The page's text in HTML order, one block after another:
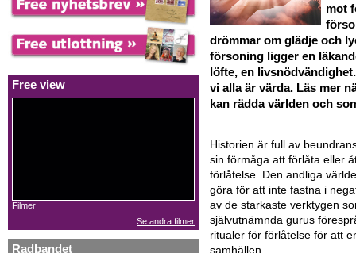
Free view
Filmer
Se andra filmer
Radbandet
mot
drömmar om glädje och
försoning ligger en
löfte, en
vi alla är värda. Läs mer
kan rädda världen och
Historien är full av
sin förmåga att förlåta eller
förlåtelse. Den andliga
göra för att inte fastna i
av de starkaste verktygen
självutnämnda gurus
ritualer för förlåtelse för att
samhällen.